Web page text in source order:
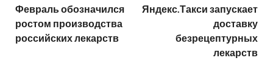
Февраль обозначился
ростом производства
российских лекарств
Яндекс.Такси запускает
доставку
безрецептурных
лекарств